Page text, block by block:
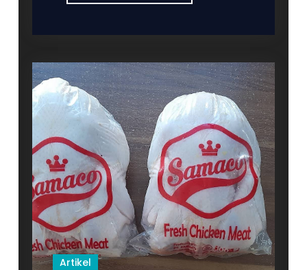
Ayam
di
PT
Samaco
Semesta
Niaga
–
Juwana
–
Pati
–
Jawa
Tengah
Artikel